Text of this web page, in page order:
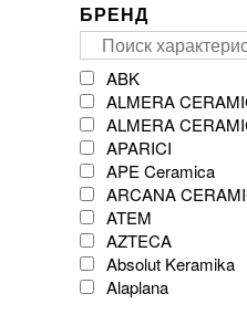
БРЕНД
ABK
ALMERA
ALMERA
APARICI
APE Ceramica
ARCANA
ATEM
AZTECA
Absolut Keramika
Alaplana